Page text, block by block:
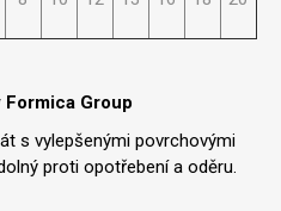
Group
s vylepšenými povrchovými
proti opotřebení a oděru.